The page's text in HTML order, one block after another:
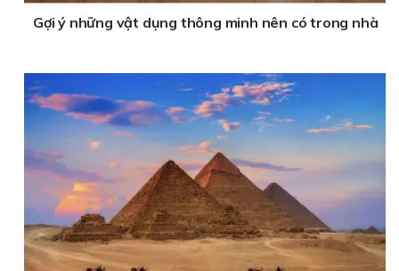
Gợi ý những vật dụng thông minh nên có trong nhà